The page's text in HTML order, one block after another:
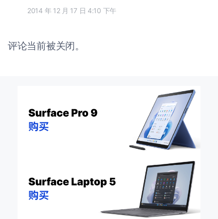
2014 年 12 月 17 日 4:10 下午
评论当前被关闭。